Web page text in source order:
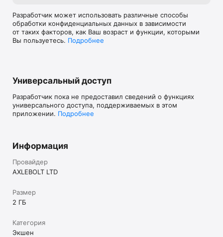
лимитированные скины.
ПРИСОЕДИНЯЙТЕСЬ К СООБЩЕСТВУ
Не упустите возможность насладиться экшеном —
VK: https://vk.com/standoff2_official
Youtube: https://www.youtube.com/@Standoff2Game
Discord: https://discord.gg/standoff2
TikTok: https://www.tiktok.com/@official_standoff_2
Telegram: https://t.me/play_standoff2
технической поддержки: https://help.standoff2.com
Участвуйте в эпических сражениях, покажите свои навыки
и доминируйте на арене Standoff 2!
Разработчик может использовать различные способы
обработки конфиденциальных данных в зависимости
от таких факторов, как Ваш возраст и функции, которыми
Вы пользуетесь. Подробнее
Универсальный доступ
Разработчик пока не предоставил сведений о функциях
универсального доступа, поддерживаемых в этом
приложении. Подробнее
Информация
Провайдер
AXLEBOLT LTD
Размер
2 ГБ
Категория
Экшен